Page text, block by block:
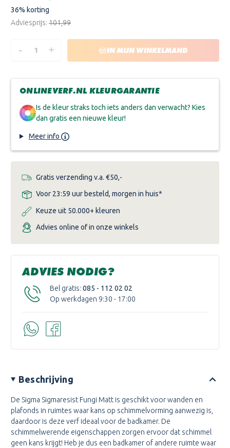
36% korting
Adviesprijs: €101,99
HOEVEELHEID
SIGMARESIST
MATT
- HOEVEELHEID
SIGMARESIST
MATT
+ IN MIJN WINKELMAND
ONLINEVERF.NL KLEURGARANTIE
Is de kleur straks toch iets anders dan verwacht? Kies
dan gratis een nieuwe kleur!
Meer info
Gratis verzending v.a. €50,-
Voor 23:59 uur besteld, morgen in huis*
Keuze uit 50.000+ kleuren
Advies online of in onze winkels
ADVIES NODIG?
Bel gratis: 085 - 112 02 02
Op werkdagen 9:30 - 17:00
Beschrijving
De Sigma Sigmaresist Fungi Matt is geschikt voor wanden en
plafonds in ruimtes waar kans op schimmelvorming aanwezig is,
daardoor is deze verf ideaal voor de badkamer. De
schimmelwerende eigenschappen zorgen ervoor dat schimmel
geen kans krijgt! Heb je dus een badkamer of andere ruimte waar